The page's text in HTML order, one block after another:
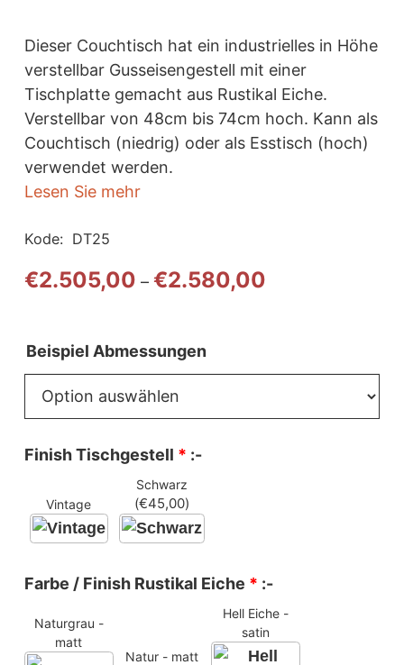
Dieser Couchtisch hat ein industrielles in Höhe
verstellbar Gusseisengestell mit einer
Tischplatte gemacht aus Rustikal Eiche.
Verstellbar von 48cm bis 74cm hoch. Kann als
Couchtisch (niedrig) oder als Esstisch (hoch)
verwendet werden.
Lesen Sie mehr
Kode: DT25
€2.505,00 – €2.580,00
Beispiel Abmessungen
Finish Tischgestell * :-
Vintage
Schwarz
(€45,00)
Farbe / Finish Rustikal Eiche * :-
Naturgrau -
matt
Natur - matt
Hell Eiche -
satin